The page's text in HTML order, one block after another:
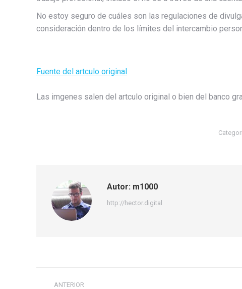
No estoy seguro de cuáles son las regulaciones de
consideración dentro de los límites del intercambio
Fuente del artculo original
Las imgenes salen del artculo original o bien del banco
Autor: m1000
http://hector.digital
Navegación
ANTERIOR